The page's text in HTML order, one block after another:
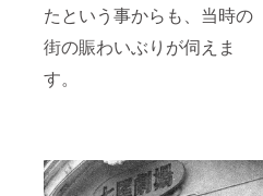
たという事からも、当時の
街の賑わいぶりが伺えま
す。